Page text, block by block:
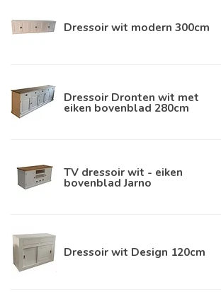
Dressoir wit modern 300cm
Dressoir Dronten wit met
eiken bovenblad 280cm
TV dressoir wit - eiken
bovenblad Jarno
Dressoir wit Design 120cm